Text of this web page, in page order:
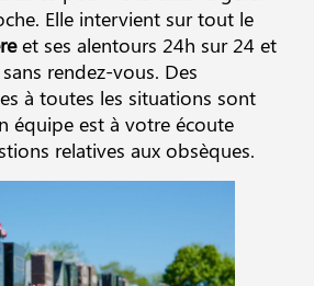
Elle intervient sur tout le
et ses alentours 24h sur 24 et
rendez-vous. Des
à toutes les situations sont
équipe est à votre écoute
relatives aux obsèques.